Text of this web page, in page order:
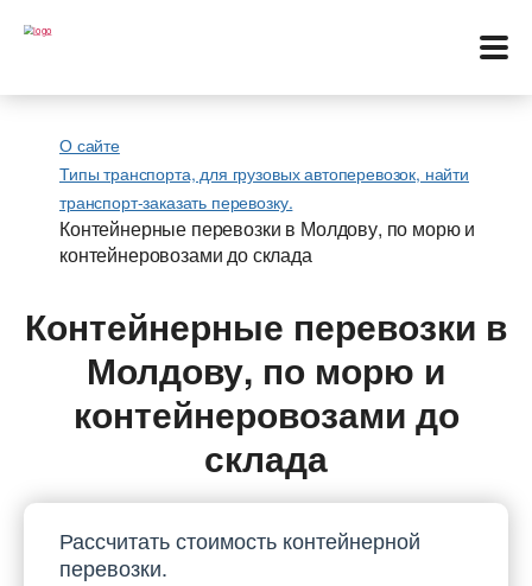
Меню
Перевозки
Услуги
Контакты
Язык:
О сайте
Типы транспорта, для грузовых автоперевозок, найти
транспорт-заказать перевозку.
Контейнерные перевозки в Молдову, по морю и
контейнеровозами до склада
Контейнерные перевозки в
Молдову, по морю и
контейнеровозами до
склада
Рассчитать стоимость контейнерной
перевозки.